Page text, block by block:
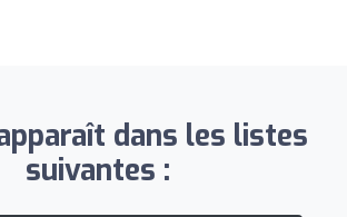
dans les listes
suivantes :